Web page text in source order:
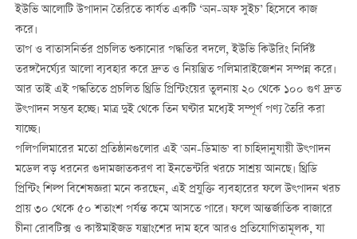
ইউভি আলোটি উপাদান তৈরিতে কার্যত একটি ‘অন-অফ সুইচ’ হিসেবে কাজ
করে।
তাপ ও বাতাসনির্ভর প্রচলিত শুকানোর পদ্ধতির বদলে, ইউভি কিউরিং নির্দিষ্ট
তরঙ্গদৈর্ঘ্যের আলো ব্যবহার করে দ্রুত ও নিয়ন্ত্রিত পলিমারাইজেশন সম্পন্ন করে।
আর তাই এই পদ্ধতিতে প্রচলিত থ্রিডি প্রিন্টিংয়ের তুলনায় ২০ থেকে ১০০ গুণ দ্রুত
উৎপাদন সম্ভব হচ্ছে। মাত্র দুই থেকে তিন ঘণ্টার মধ্যেই সম্পূর্ণ পণ্য তৈরি করা
যাচ্ছে।
পলিপলিমারের মতো প্রতিষ্ঠানগুলোর এই 'অন-ডিমান্ড' বা চাহিদানুযায়ী উৎপাদন
মডেল বড় ধরনের গুদামজাতকরণ বা ইনভেন্টরি খরচে সাশ্রয় আনছে। থ্রিডি
প্রিন্টিং শিল্প বিশেষজ্ঞরা মনে করছেন, এই প্রযুক্তি ব্যবহারের ফলে উৎপাদন খরচ
প্রায় ৩০ থেকে ৫০ শতাংশ পর্যন্ত কমে আসতে পারে। ফলে আন্তর্জাতিক বাজারে
চীনা রোবটিক্স ও কাস্টমাইজড যন্ত্রাংশের দাম হবে আরও প্রতিযোগিতামূলক, যা